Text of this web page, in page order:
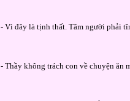
- Vì đây là tịnh thất. Tâm người phải
- Thầy không trách con về chuyện ăn